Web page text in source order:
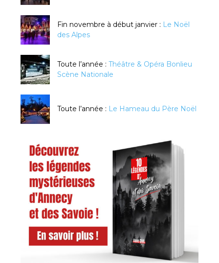
Fin novembre à début janvier : Le Noël
des Alpes
Toute l’année : Théâtre & Opéra Bonlieu
Scène Nationale
Toute l’année : Le Hameau du Père Noël